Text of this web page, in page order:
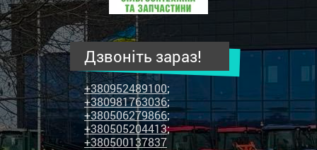
продаж
сільськогосподарської
техніки
та
запчастин
Дзвоніть зараз!
+380952489100;
+380981763036;
+380506279866;
+380505204413;
+380500137837